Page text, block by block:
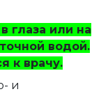
глаза или на
водой.
к врачу.
и